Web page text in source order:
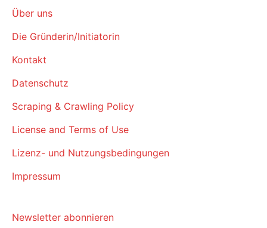
Über uns
Die Gründerin/Initiatorin
Kontakt
Datenschutz
Scraping & Crawling Policy
License and Terms of Use
Lizenz- und Nutzungsbedingungen
Impressum
Newsletter abonnieren